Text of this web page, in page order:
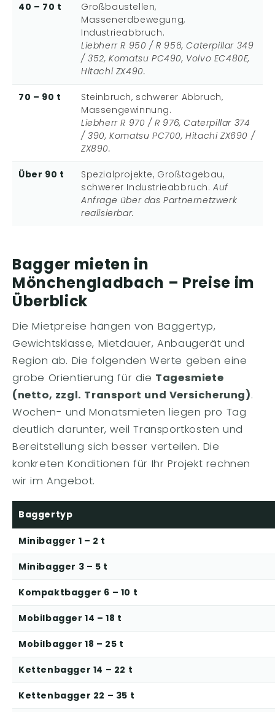
40 – 70 t
Großbaustellen,
Massenerdbewegung,
Industrieabbruch.
Liebherr R 950 / R 956, Caterpillar 349
/ 352, Komatsu PC490, Volvo EC480E,
Hitachi ZX490.
70 – 90 t
Steinbruch, schwerer Abbruch,
Massengewinnung.
Liebherr R 970 / R 976, Caterpillar 374
/ 390, Komatsu PC700, Hitachi ZX690 /
ZX890.
Über 90 t
Spezialprojekte, Großtagebau,
schwerer Industrieabbruch.Auf
Anfrage über das Partnernetzwerk
realisierbar.
Bagger mieten in
Mönchengladbach – Preise im
Überblick
Die Mietpreise hängen von Baggertyp,
Gewichtsklasse, Mietdauer, Anbaugerät und
Region ab. Die folgenden Werte geben eine
grobe Orientierung für die Tagesmiete
(netto, zzgl. Transport und Versicherung).
Wochen- und Monatsmieten liegen pro Tag
deutlich darunter, weil Transportkosten und
Bereitstellung sich besser verteilen. Die
konkreten Konditionen für Ihr Projekt rechnen
wir im Angebot.
Baggertyp
Minibagger 1 – 2 t
Minibagger 3 – 5 t
Kompaktbagger 6 – 10 t
Mobilbagger 14 – 18 t
Mobilbagger 18 – 25 t
Kettenbagger 14 – 22 t
Kettenbagger 22 – 35 t